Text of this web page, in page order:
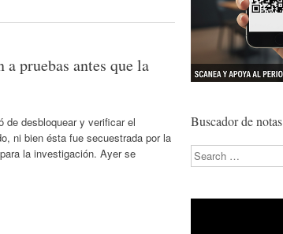
pruebas antes que la
de desbloquear y verificar el
ni bien ésta fue secuestrada por la
la investigación. Ayer se
Buscador de notas
Search